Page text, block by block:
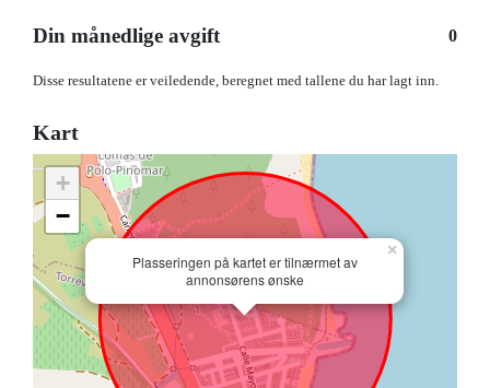
Din månedlige avgift 0
Disse resultatene er veiledende, beregnet med tallene du har lagt inn.
Kart
Plasseringen på kartet er tilnærmet av
annonsørens ønske
×
+
−